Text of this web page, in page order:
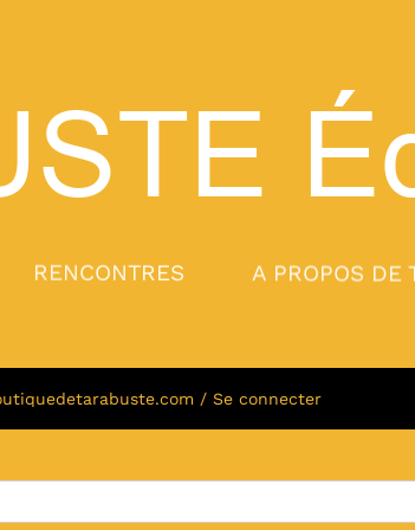
RENCONTRES A PROPOS DE
/ Se connecter